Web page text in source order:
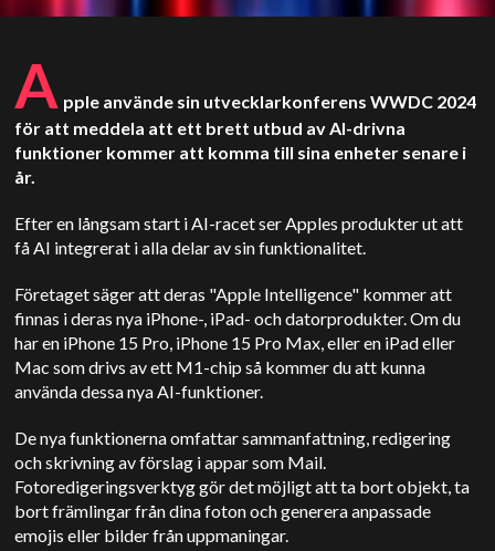
A pple använde sin utvecklarkonferens WWDC 2024
för att meddela att ett brett utbud av AI-drivna
funktioner kommer att komma till sina enheter senare i
år.
Efter en långsam start i AI-racet ser Apples produkter ut att
få AI integrerat i alla delar av sin funktionalitet.
Företaget säger att deras "Apple Intelligence" kommer att
finnas i deras nya iPhone-, iPad- och datorprodukter. Om du
har en iPhone 15 Pro, iPhone 15 Pro Max, eller en iPad eller
Mac som drivs av ett M1-chip så kommer du att kunna
använda dessa nya AI-funktioner.
De nya funktionerna omfattar sammanfattning, redigering
och skrivning av förslag i appar som Mail.
Fotoredigeringsverktyg gör det möjligt att ta bort objekt, ta
bort främlingar från dina foton och generera anpassade
emojis eller bilder från uppmaningar.